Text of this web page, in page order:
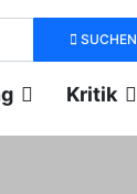
SUCHEN
Kritik